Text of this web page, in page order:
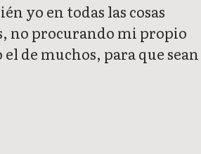
yo en todas las cosas
no procurando mi propio
de muchos, para que sean